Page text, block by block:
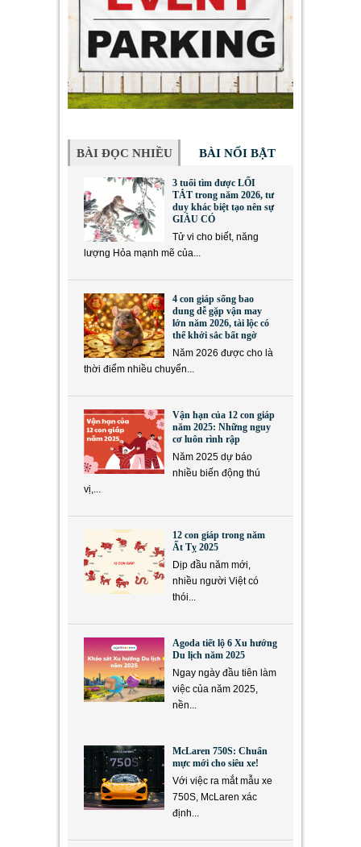
BÀI ĐỌC NHIỀU BÀI NỔI BẬT
3 tuổi tìm được LỐI
TẮT trong năm 2026, tư
duy khác biệt tạo nên sự
GIÀU CÓ
Tử vi cho biết, năng
lượng Hỏa mạnh mẽ của...
4 con giáp sống bao
dung dễ gặp vận may
lớn năm 2026, tài lộc có
thể khởi sắc bất ngờ
Năm 2026 được cho là
thời điểm nhiều chuyển...
Vận hạn của 12 con giáp
năm 2025: Những nguy
cơ luôn rình rập
Năm 2025 dự báo
nhiều biến động thú
vị,...
12 con giáp trong năm
Ất Tỵ 2025
Dịp đầu năm mới,
nhiều người Việt có
thói...
Agoda tiết lộ 6 Xu hướng
Du lịch năm 2025
Ngay ngày đầu tiên làm
việc của năm 2025,
nền...
McLaren 750S: Chuẩn
mực mới cho siêu xe!
Với việc ra mắt mẫu xe
750S, McLaren xác
định...